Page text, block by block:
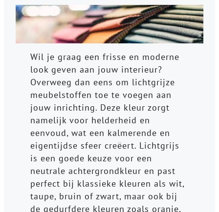
Wil je graag een frisse en moderne
look geven aan jouw interieur?
Overweeg dan eens om lichtgrijze
meubelstoffen toe te voegen aan
jouw inrichting. Deze kleur zorgt
namelijk voor helderheid en
eenvoud, wat een kalmerende en
eigentijdse sfeer creëert. Lichtgrijs
is een goede keuze voor een
neutrale achtergrondkleur en past
perfect bij klassieke kleuren als wit,
taupe, bruin of zwart, maar ook bij
de gedurfdere kleuren zoals oranje,